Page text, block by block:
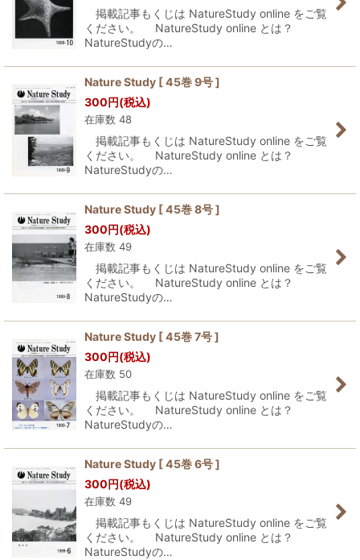
掲載記事もくじは NatureStudy online をご覧
ください。 NatureStudy online とは？
NatureStudyの…
Nature Study [ 45巻 9号 ]
300円(税込)
在庫数 48
掲載記事もくじは NatureStudy online をご覧
ください。 NatureStudy online とは？
NatureStudyの…
Nature Study [ 45巻 8号 ]
300円(税込)
在庫数 49
掲載記事もくじは NatureStudy online をご覧
ください。 NatureStudy online とは？
NatureStudyの…
Nature Study [ 45巻 7号 ]
300円(税込)
在庫数 50
掲載記事もくじは NatureStudy online をご覧
ください。 NatureStudy online とは？
NatureStudyの…
Nature Study [ 45巻 6号 ]
300円(税込)
在庫数 49
掲載記事もくじは NatureStudy online をご覧
ください。 NatureStudy online とは？
NatureStudyの…